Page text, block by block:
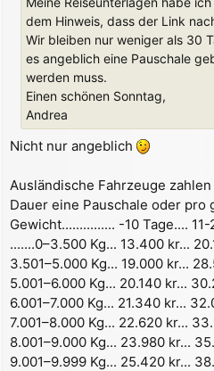
dem Hinweis, dass der Link
Wir bleiben nur weniger als 30
es angeblich eine Pauschale
werden muss.
Einen schönen Sonntag,
Andrea
Nicht nur angeblich
Ausländische Fahrzeuge
Dauer eine Pauschale oder
Gewicht............... -10 Tage....
.......0–3.500 Kg... 13.400 kr...
3.501–5.000 Kg... 19.000 kr...
5.001–6.000 Kg... 20.140 kr...
6.001–7.000 Kg... 21.340 kr...
7.001–8.000 Kg... 22.620 kr...
8.001–9.000 Kg... 23.980 kr...
9.001–9.999 Kg... 25.420 kr...